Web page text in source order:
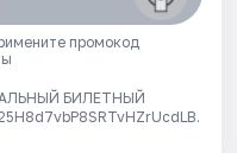
промокод
БИЛЕТНЫЙ